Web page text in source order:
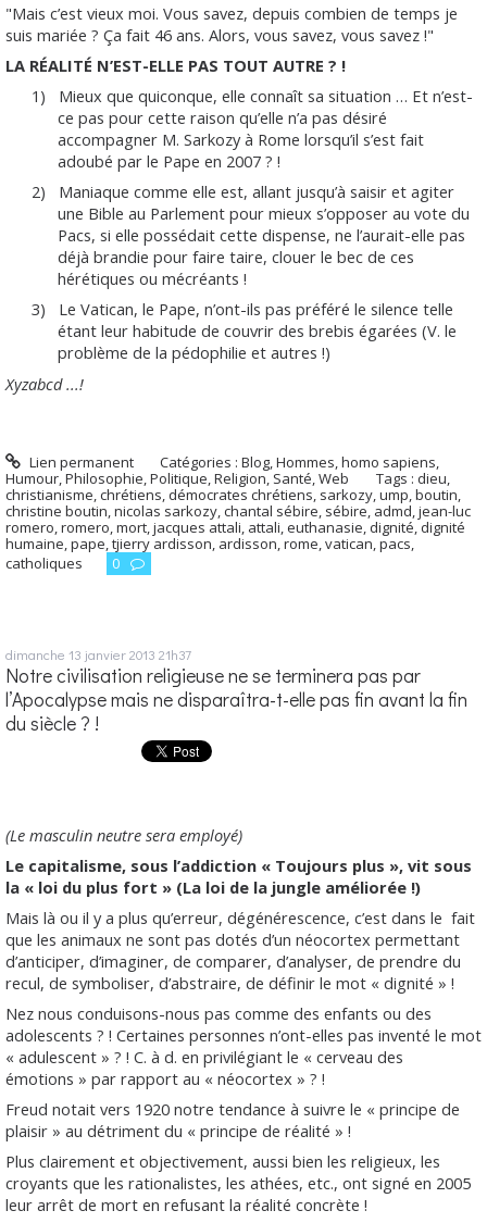
"Mais c’est vieux moi. Vous savez, depuis combien de temps je
suis mariée ? Ça fait 46 ans. Alors, vous savez, vous savez !"
LA RÉALITÉ N’EST-ELLE PAS TOUT AUTRE ? !
1)
Mieux que quiconque, elle connaît sa situation … Et n’est-
ce pas pour cette raison qu’elle n’a pas désiré
accompagner M. Sarkozy à Rome lorsqu’il s’est fait
adoubé par le Pape en 2007 ? !
2)
Maniaque comme elle est, allant jusqu’à saisir et agiter
une Bible au Parlement pour mieux s’opposer au vote du
Pacs, si elle possédait cette dispense, ne l’aurait-elle pas
déjà brandie pour faire taire, clouer le bec de ces
hérétiques ou mécréants !
3)
Le Vatican, le Pape, n’ont-ils pas préféré le silence telle
étant leur habitude de couvrir des brebis égarées (V. le
problème de la pédophilie et autres !)
Xyzabcd ...!
Lien permanent Catégories :Blog,Hommes, homo sapiens,
Humour,Philosophie,Politique,Religion, Santé,Web Tags : dieu,
christianisme,chrétiens, démocrates chrétiens, sarkozy,ump,boutin,
christine boutin,nicolas sarkozy,chantal sébire, sébire, admd,jean-luc
romero,romero,mort,jacques attali, attali,euthanasie, dignité, dignité
humaine,pape,tjierry ardisson, ardisson,rome,vatican,pacs,
catholiques
0
dimanche 13 janvier 2013 21h37
Notre civilisation religieuse ne se terminera pas par
l’Apocalypse mais ne disparaîtra-t-elle pas fin avant la fin
du siècle ? !
(Le masculin neutre sera employé)
Le capitalisme, sous l’addiction « Toujours plus », vit sous
la « loi du plus fort » (La loi de la jungle améliorée !)
Mais là ou il y a plus qu’erreur, dégénérescence, c’est dans le fait
que les animaux ne sont pas dotés d’un néocortex permettant
d’anticiper, d’imaginer, de comparer, d’analyser, de prendre du
recul, de symboliser, d’abstraire, de définir le mot « dignité » !
Nez nous conduisons-nous pas comme des enfants ou des
adolescents ? ! Certaines personnes n’ont-elles pas inventé le mot
« adulescent » ? ! C. à d. en privilégiant le « cerveau des
émotions » par rapport au « néocortex » ? !
Freud notait vers 1920 notre tendance à suivre le « principe de
plaisir » au détriment du « principe de réalité » !
Plus clairement et objectivement, aussi bien les religieux, les
croyants que les rationalistes, les athées, etc., ont signé en 2005
leur arrêt de mort en refusant la réalité concrète !